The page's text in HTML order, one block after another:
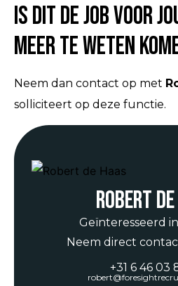
Is dit de job voor
meer te weten
Neem dan contact op met
solliciteert op deze functie.
Robert
Geïnteresseerd
Neem direct
+31 6 46 03